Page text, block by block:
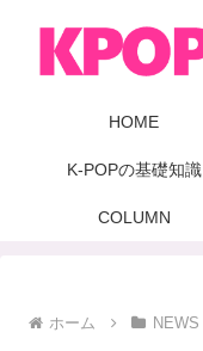
HOME
K-POPの基礎知識
COLUMN
ホーム NEWS